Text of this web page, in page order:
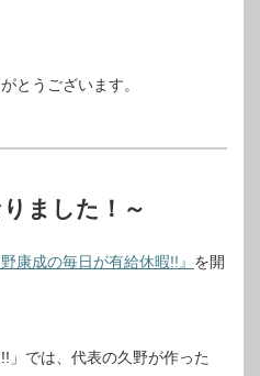
とうございます。
ました！～
野康成の毎日が有給休暇!!』 を開
」では、代表の久野が作った